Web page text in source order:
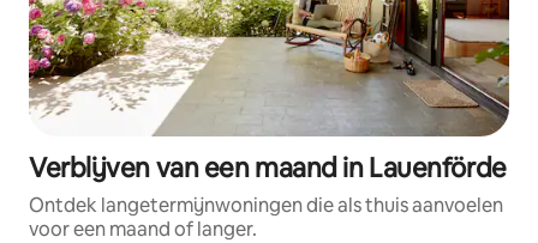
Verblijven van een maand in Lauenförde
Ontdek langetermijnwoningen die als thuis aanvoelen
voor een maand of langer.